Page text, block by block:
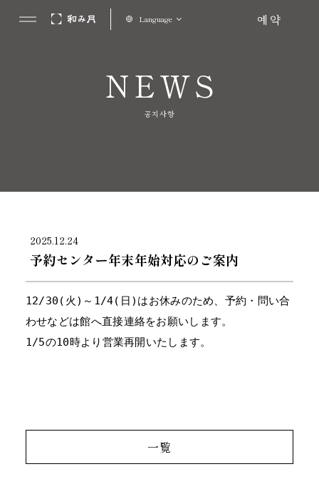
Language 예약
NEWS
공지사항
2025.12.24
予約センター年末年始対応のご案内
12/30(火)～1/4(日)はお休みのため、予約・問い合
わせなどは館へ直接連絡をお願いします。
1/5の10時より営業再開いたします。
一覧